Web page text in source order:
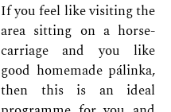
If you feel like visiting the
area sitting on a horse-
carriage and you like
good homemade pálinka,
then this is an ideal